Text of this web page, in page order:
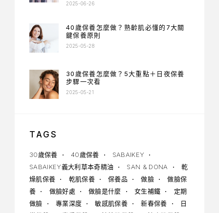
2025-06-26
40歲保養怎麼做？熟齡肌必懂的7大關
鍵保養原則
2025-05-28
30歲保養怎麼做？5大重點＋日夜保養
步驟一次看
2025-05-21
TAGS
30歲保養 40歲保養
SABAIKEY
SABAIKEY義大利草本奇精油
SAN & DONA
乾
燥肌保養
乾肌保養 保養品 做臉
做臉保
養
做臉好處 做臉是什麼 女生補鐵
定期
做臉
專業深度 敏感肌保養 新春保養
日